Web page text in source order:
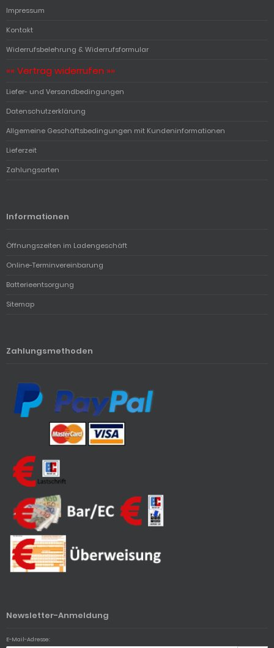
Impressum
Kontakt
Widerrufsbelehrung & Widerrufsformular
«« Vertrag widerrufen »»
Liefer- und Versandbedingungen
Datenschutzerklärung
Allgemeine Geschäftsbedingungen mit Kundeninformationen
Lieferzeit
Zahlungsarten
Informationen
Öffnungszeiten im Ladengeschäft
Online-Terminvereinbarung
Batterieentsorgung
Sitemap
Zahlungsmethoden
Newsletter-Anmeldung
E-Mail-Adresse: